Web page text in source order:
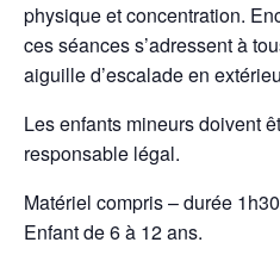
physique et concentration.
ces séances s’adressent à
aiguille d’escalade en
Les enfants mineurs doivent
responsable légal.
Matériel compris – durée 1h30
Enfant de 6 à 12 ans.